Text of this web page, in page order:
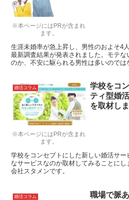
※本ページにはPRが含まれ
ます。
生涯未婚率が急上昇し、男性のおよそ4
最新調査結果が発表されました。モテ
のか、不安に駆られる男性は多いのでは
※本ページにはPRが含まれ
ます。
婚活コラム
学校をコ
ティ型婚
を取材し
学校をコンセプトにした新しい婚活サ
なサービスなのか取材してみることに
会社スタメンです。
婚活コラム
職場で脈